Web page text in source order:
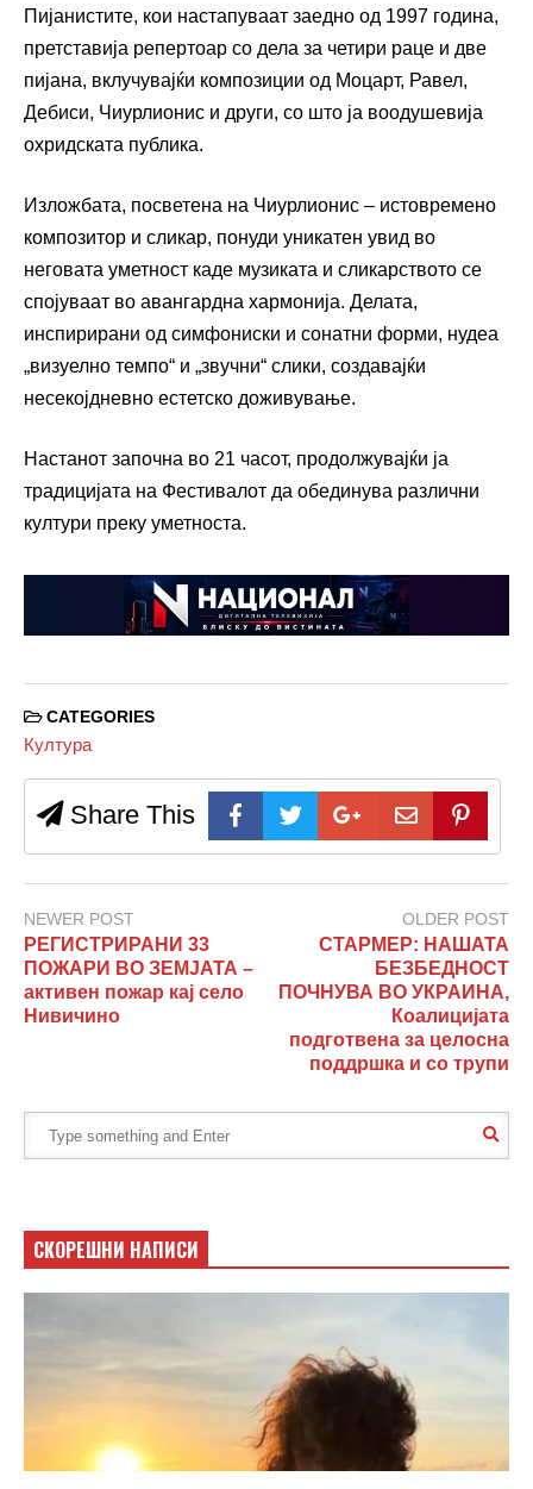
Пијанистите, кои настапуваат заедно од 1997 година,
претставија репертоар со дела за четири раце и две
пијана, вклучувајќи композиции од Моцарт, Равел,
Дебиси, Чиурлионис и други, со што ја воодушевија
охридската публика.
Изложбата, посветена на Чиурлионис – истовремено
композитор и сликар, понуди уникатен увид во
неговата уметност каде музиката и сликарството се
спојуваат во авангардна хармонија. Делата,
инспирирани од симфониски и сонатни форми, нудеа
„визуелно темпо“ и „звучни“ слики, создавајќи
несекојдневно естетско доживување.
Настанот започна во 21 часот, продолжувајќи ја
традицијата на Фестивалот да обединува различни
култури преку уметноста.
CATEGORIES
Култура
Share This
NEWER POST
РЕГИСТРИРАНИ 33
ПОЖАРИ ВО ЗЕМЈАТА –
активен пожар кај село
Нивичино
OLDER POST
СТАРМЕР: НАШАТА
БЕЗБЕДНОСТ
ПОЧНУВА ВО УКРАИНА,
Коалицијата
подготвена за целосна
поддршка и со трупи
СКОРЕШНИ НАПИСИ